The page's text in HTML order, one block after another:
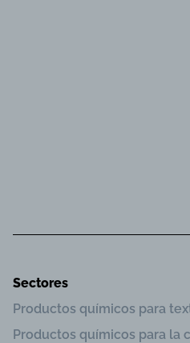
Sectores
Productos químicos para
Productos químicos para la